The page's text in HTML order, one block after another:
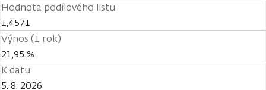
Hodnota podílového listu
1,4571
Výnos (1 rok)
21,95 %
K datu
5. 8. 2026